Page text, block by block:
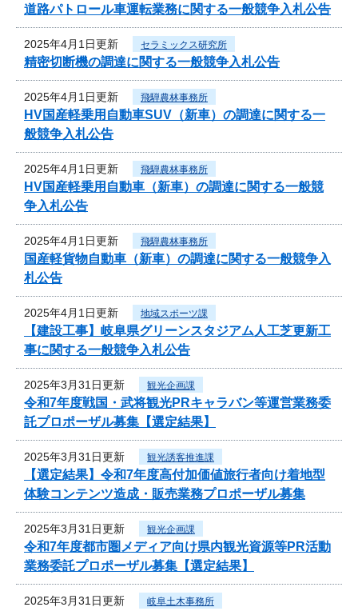
道路パトロール車運転業務に関する一般競争入札公告
2025年4月1日更新 セラミックス研究所
精密切断機の調達に関する一般競争入札公告
2025年4月1日更新 飛騨農林事務所
HV国産軽乗用自動車SUV（新車）の調達に関する一
般競争入札公告
2025年4月1日更新 飛騨農林事務所
HV国産軽乗用自動車（新車）の調達に関する一般競
争入札公告
2025年4月1日更新 飛騨農林事務所
国産軽貨物自動車（新車）の調達に関する一般競争入
札公告
2025年4月1日更新 地域スポーツ課
【建設工事】岐阜県グリーンスタジアム人工芝更新工
事に関する一般競争入札公告
2025年3月31日更新 観光企画課
令和7年度戦国・武将観光PRキャラバン等運営業務委
託プロポーザル募集【選定結果】
2025年3月31日更新 観光誘客推進課
【選定結果】令和7年度高付加価値旅行者向け着地型
体験コンテンツ造成・販売業務プロポーザル募集
2025年3月31日更新 観光企画課
令和7年度都市圏メディア向け県内観光資源等PR活動
業務委託プロポーザル募集【選定結果】
2025年3月31日更新 岐阜土木事務所